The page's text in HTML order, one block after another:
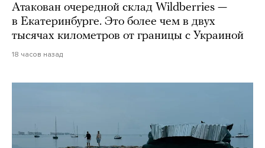
Атакован очередной склад Wildberries —
в Екатеринбурге. Это более чем в двух
тысячах километров от границы с Украиной
18 часов назад